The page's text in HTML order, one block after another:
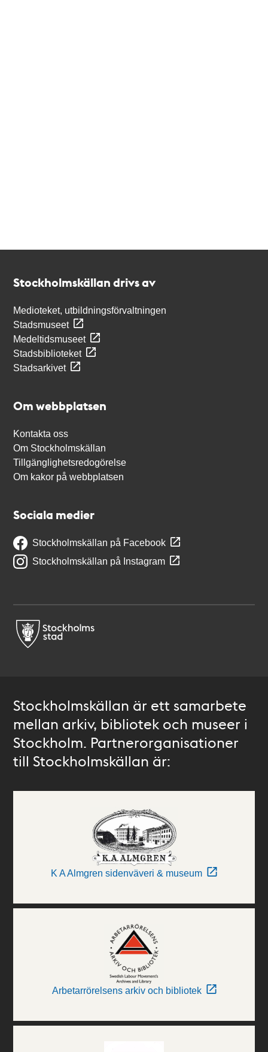
Stockholmskällan drivs av
Medioteket, utbildningsförvaltningen
Stadsmuseet
Medeltidsmuseet
Stadsbiblioteket
Stadsarkivet
Om webbplatsen
Kontakta oss
Om Stockholmskällan
Tillgänglighetsredogörelse
Om kakor på webbplatsen
Sociala medier
Stockholmskällan på Facebook
Stockholmskällan på Instagram
Stockholmskällan är ett samarbete
mellan arkiv, bibliotek och museer i
Stockholm. Partnerorganisationer
till Stockholmskällan är:
K A Almgren sidenväveri & museum
Arbetarrörelsens arkiv och bibliotek